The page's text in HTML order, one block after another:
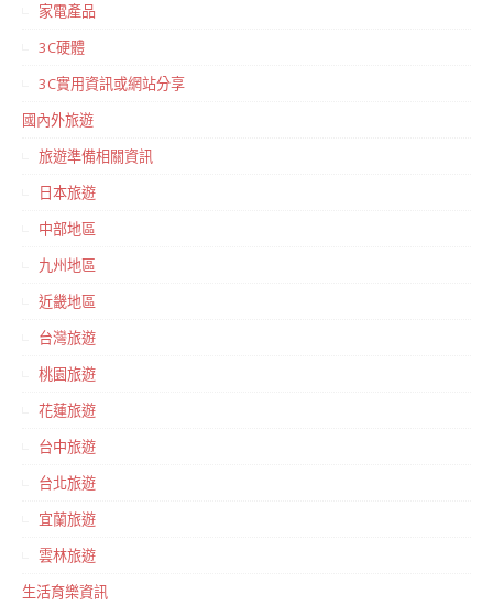
家電產品
3C硬體
3C實用資訊或網站分享
國內外旅遊
旅遊準備相關資訊
日本旅遊
中部地區
九州地區
近畿地區
台灣旅遊
桃園旅遊
花蓮旅遊
台中旅遊
台北旅遊
宜蘭旅遊
雲林旅遊
生活育樂資訊